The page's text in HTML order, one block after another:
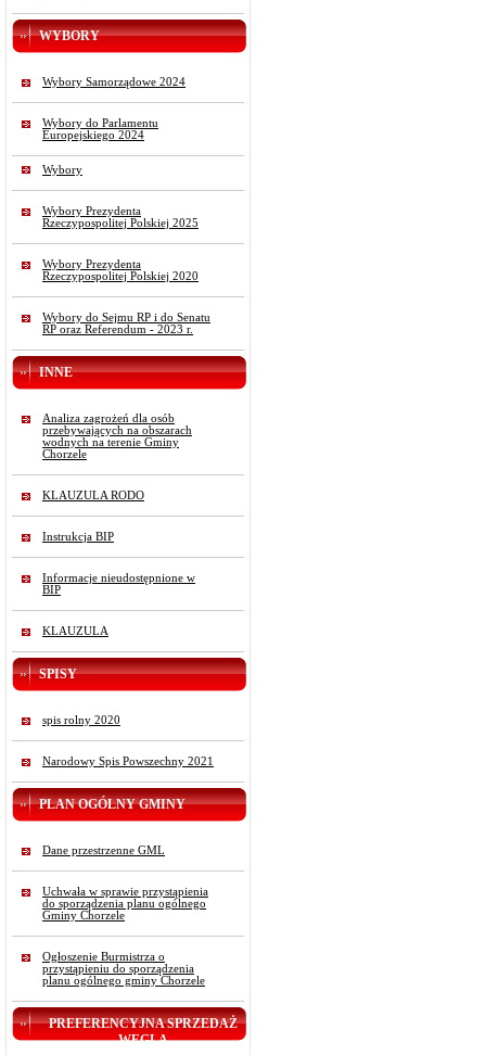
WYBORY
Wybory Samorządowe 2024
Wybory do Parlamentu
Europejskiego 2024
Wybory
Wybory Prezydenta
Rzeczypospolitej Polskiej 2025
Wybory Prezydenta
Rzeczypospolitej Polskiej 2020
Wybory do Sejmu RP i do Senatu
RP oraz Referendum - 2023 r.
INNE
Analiza zagrożeń dla osób
przebywających na obszarach
wodnych na terenie Gminy
Chorzele
KLAUZULA RODO
Instrukcja BIP
Informacje nieudostępnione w
BIP
KLAUZULA
SPISY
spis rolny 2020
Narodowy Spis Powszechny 2021
PLAN OGÓLNY GMINY
Dane przestrzenne GML
Uchwała w sprawie przystąpienia
do sporządzenia planu ogólnego
Gminy Chorzele
Ogłoszenie Burmistrza o
przystąpieniu do sporządzenia
planu ogólnego gminy Chorzele
PREFERENCYJNA SPRZEDAŻ
WĘGLA